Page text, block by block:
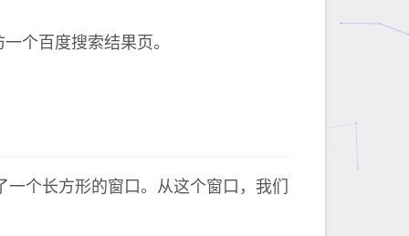
个百度搜索结果页。
个长方形的窗口。从这个窗口，我们